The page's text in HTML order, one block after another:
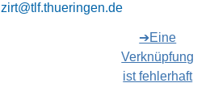
zirt@tlf.thueringen.de
➔Eine
Verknüpfung
ist fehlerhaft